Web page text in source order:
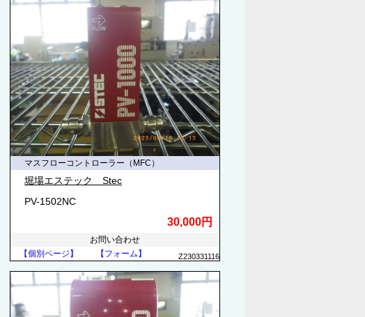
マスフローコントローラー（MFC）
堀場エステック Stec
PV-1502NC
30,000円
お問い合わせ
【個別ページ】
【フォーム】 Z230331116